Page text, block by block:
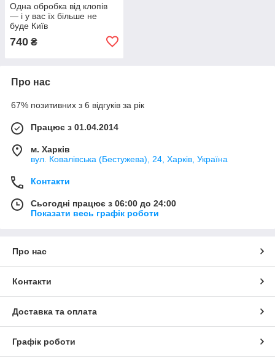
Одна обробка від клопів
— і у вас їх більше не
буде Київ
740 ₴
Про нас
67% позитивних з 6 відгуків за рік
Працює з 01.04.2014
м. Харків
вул. Ковалівська (Бестужева), 24, Харків, Україна
Контакти
Сьогодні працює з 06:00 до 24:00
Показати весь графік роботи
Про нас
Контакти
Доставка та оплата
Графік роботи